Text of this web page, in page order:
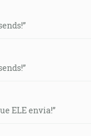
ELE envia!”